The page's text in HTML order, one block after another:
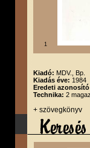
1
Kiadó: MDV., Bp.
Kiadás éve: 1984
Eredeti
Technika: 2
+ szövegkönyv